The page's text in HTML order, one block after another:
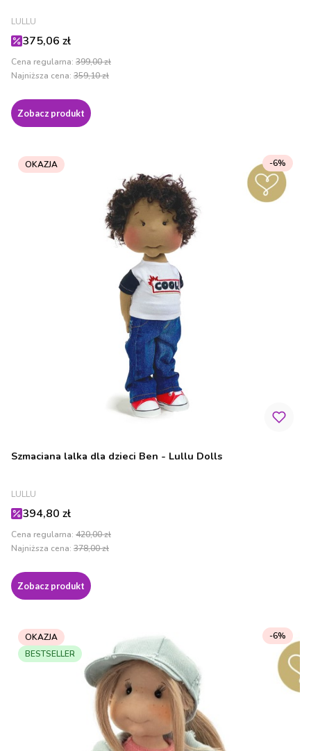
PRODUCENT
LULLU
Cena promocyjna
375,06 zł
Cena regularna: 399,00 zł
Najniższa cena: 359,10 zł
Zobacz produkt
OKAZJA
Szmaciana lalka dla dzieci Ben - Lullu Dolls
PRODUCENT
LULLU
Cena promocyjna
394,80 zł
Cena regularna: 420,00 zł
-6%
Najniższa cena: 378,00 zł
Zobacz produkt
OKAZJA
BESTSELLER
-6%